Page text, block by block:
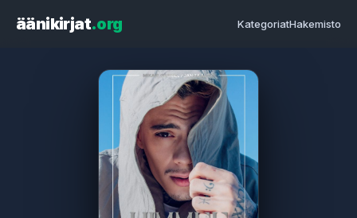
äänikirjat.org KategoriatHakemisto